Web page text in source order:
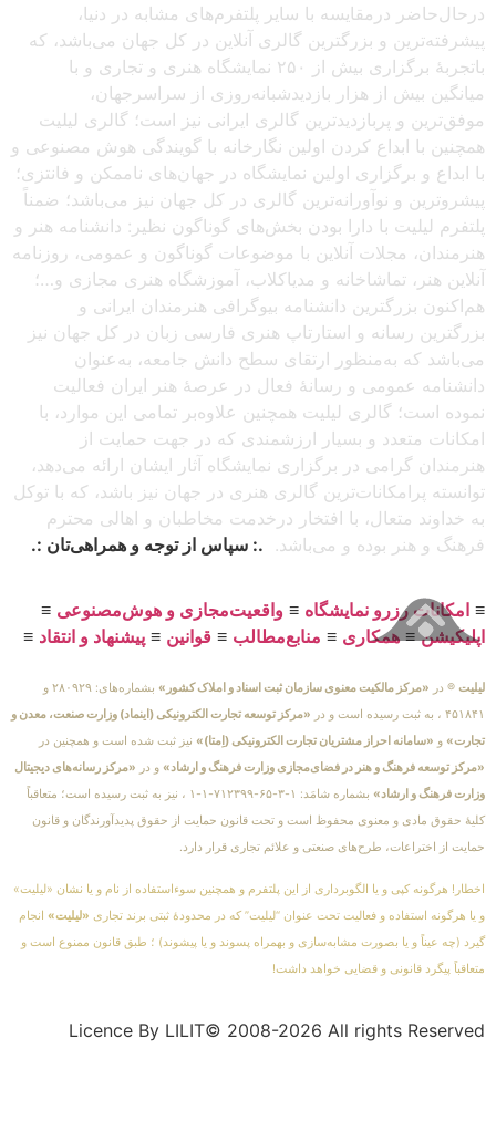
درحال‌حاضر درمقایسه با سایر پلتفرم‌های مشابه در دنیا،
پیشرفته‌ترین و بزرگترین گالری آنلاین در کل جهان می‌باشد، که
باتجربهٔ برگزاری بیش از ۲۵۰ نمایشگاه هنری و تجاری و با
میانگین بیش از هزار بازدیدشبانه‌روزی از سراسرجهان،
موفق‌ترین و پربازدیدترین گالری ایرانی نیز است؛ گالری لیلیت
همچنین با ابداع کردن اولین نگارخانه با گویندگی هوش مصنوعی و
با ابداع و برگزاری اولین نمایشگاه در جهان‌های ناممکن و فانتزی؛
پیشروترین و نوآورانه‌ترین گالری در کل جهان نیز می‌باشد؛ ضمناً
پلتفرم لیلیت با دارا بودن بخش‌های گوناگون نظیر: دانشنامه هنر و
هنرمندان، مجلات آنلاین با موضوعات گوناگون و عمومی، روزنامه
آنلاین هنر، تماشاخانه و مدیاکلاب، آموزشگاه هنری مجازی و…؛
هم‌اکنون بزرگترین دانشنامه بیوگرافی هنرمندان ایرانی و
بزرگترین رسانه و استارتاپ هنری فارسی زبان در کل جهان نیز
می‌باشد که به‌منظور ارتقای سطح دانش جامعه، به‌عنوان
دانشنامه عمومی و رسانهٔ فعال در عرصهٔ هنر ایران فعالیت
نموده است؛ گالری لیلیت همچنین علاوه‌بر تمامی این موارد، با
امکانات متعدد و بسیار ارزشمندی که در جهت حمایت از
هنرمندان گرامی در برگزاری نمایشگاه آثار ایشان ارائه می‌دهد،
توانسته پرامکانات‌ترین گالری هنری در جهان نیز باشد، که با توکل
به خداوند متعال، با افتخار درخدمت مخاطبان و اهالی محترم
فرهنگ و هنر بوده و می‌باشد. .: سپاس از توجه و همراهی‌تان :.
≡ امکانات رزرو نمایشگاه ≡ واقعیت‌مجازی و هوش‌مصنوعی ≡
اپلیکیشن≡همکاری ≡ منابع‌مطالب ≡ قوانین ≡ پیشنهاد و انتقاد ≡
لیلیت ® در «مرکز مالکیت معنوی سازمان ثبت اسناد و املاک کشور»
بشماره‌های: ۲۸۰۹۲۹ و
۴۵۱۸۴۱ ، به ثبت رسیده است و در
«مرکز توسعه تجارت الکترونیکی (اینماد) وزارت صنعت، معدن و
تجارت» و «سامانه احراز مشتریان تجارت الکترونیکی (اِمتا)» نیز ثبت شده است و همچنین در
«مرکز توسعه فرهنگ و هنر در فضای‌مجازی وزارت فرهنگ و ارشاد» و در «مرکز رسانه‌های دیجیتال
وزارت فرهنگ و ارشاد»
بشماره شامَد: ۱-۳-۶۵-۷۱۲۳۹۹-۱-۱ ، نیز به ثبت رسیده است؛ متعاقباً
کلیهٔ حقوق مادی و معنوی محفوظ است و تحت قانون حمایت از حقوق پدیدآورندگان و قانون
حمایت از اختراعات، طرح‌های صنعتی و علائم تجاری قرار دارد.
اخطار! هرگونه کپی و یا الگوبرداری از این پلتفرم و همچنین سوءاستفاده از نام و یا نشان «لیلیت»
و یا هرگونه استفاده و فعالیت تحت عنوان “لیلیت” که در محدودهٔ ثبتی برند تجاری «لیلیت» انجام
گیرد (چه عیناً و یا بصورت مشابه‌سازی و بهمراه پسوند و یا پیشوند) ؛ طبق قانون ممنوع است و
متعاقباً پیگرد قانونی و قضایی خواهد داشت!
Licence By LILIT© 2008-2026 All rights Reserved